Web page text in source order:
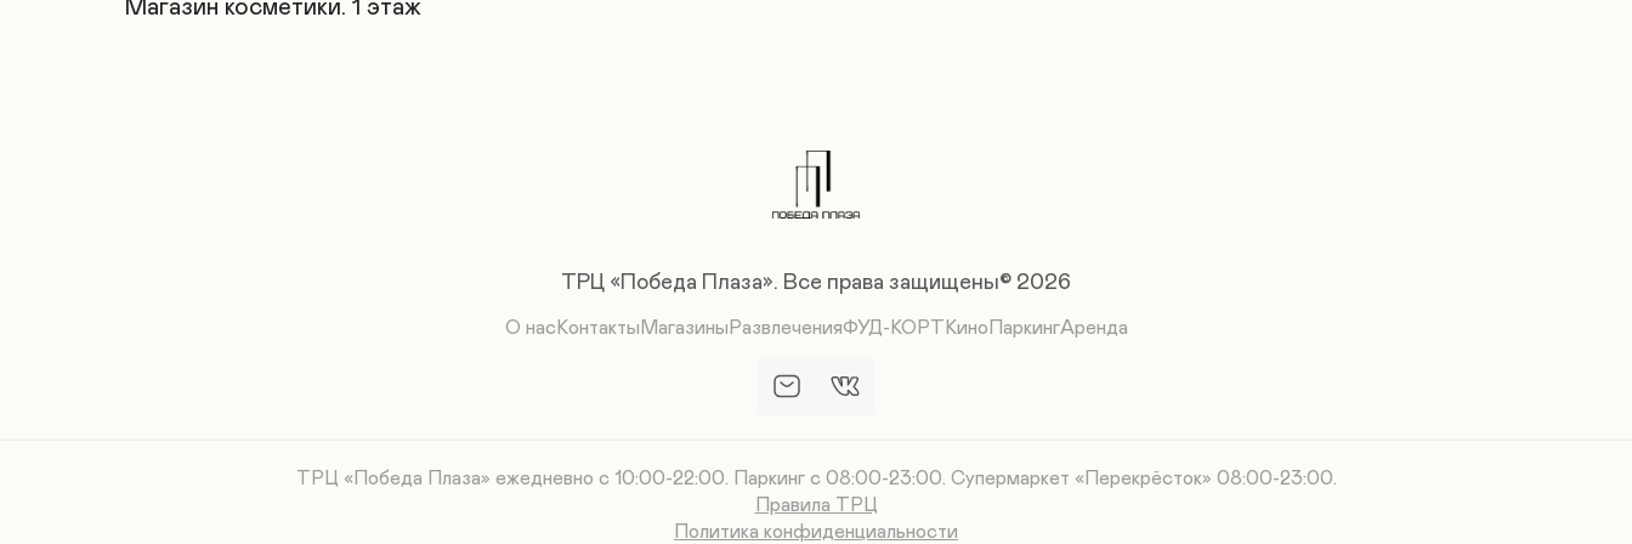
Магазин косметики. 1 этаж
ТРЦ «Победа Плаза». Все права защищены© 2026
О насКонтакты Магазины РазвлеченияФУД-КОРТ Кино ПаркингАренда
ТРЦ «Победа Плаза» ежедневно с 10:00-22:00. Паркинг с 08:00-23:00. Супермаркет «Перекрёсток» 08:00-23:00.
Правила ТРЦ
Политика конфиденциальности